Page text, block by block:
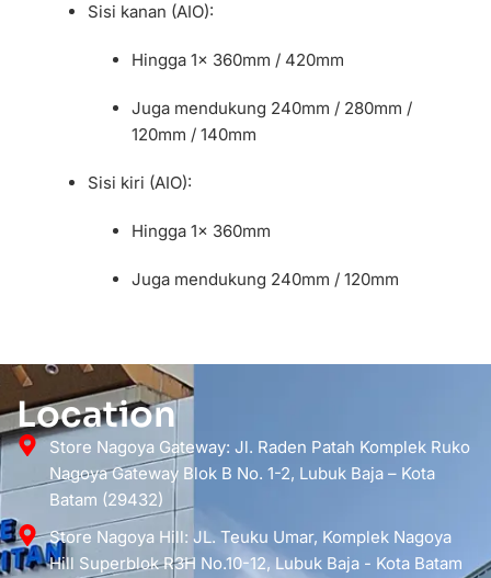
Sisi kanan (AIO):
Hingga 1x 360mm / 420mm
Juga mendukung 240mm / 280mm /
120mm / 140mm
Sisi kiri (AIO):
Hingga 1x 360mm
Juga mendukung 240mm / 120mm
Location
Store Nagoya Gateway: Jl. Raden Patah Komplek Ruko
Nagoya Gateway Blok B No. 1-2, Lubuk Baja – Kota
Batam (29432)
Store Nagoya Hill: JL. Teuku Umar, Komplek Nagoya
Hill Superblok R3H No.10-12, Lubuk Baja - Kota Batam